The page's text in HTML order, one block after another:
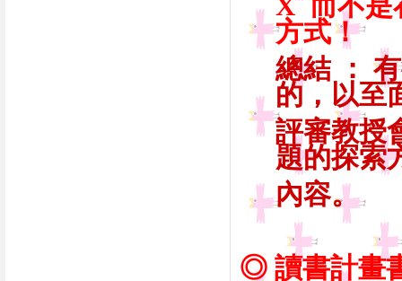
方式！
總結 ：
的，以至
評審教授
題的探索
內容。
◎ 讀書計